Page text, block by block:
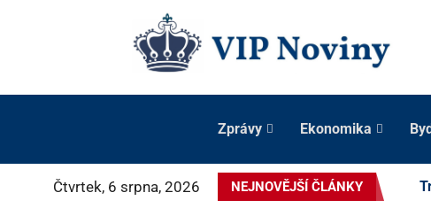
Zprávy Ekonomika
Čtvrtek, 6 srpna, 2026 NEJNOVĚJŠÍ ČLÁNKY